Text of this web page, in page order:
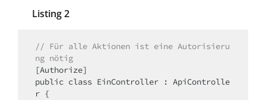
Listing 2
// Für alle Aktionen ist eine Autorisieru
ng nötig
[Authorize]
public class EinController : ApiControlle
r {